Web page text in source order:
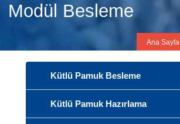
Ana Sayfa
Modül Besleme
Kütlü Pamuk Besleme
Kütlü Pamuk Hazırlama